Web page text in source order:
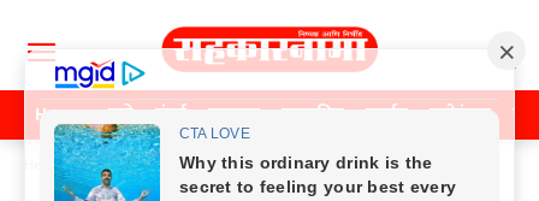
Home पुणे मुंबई महाराष्ट्र राजकीय क्राईम मनोरंजन
Home महाराष्ट्र